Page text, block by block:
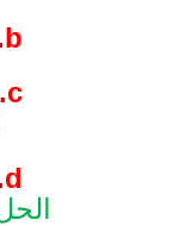
b.
c.
d.